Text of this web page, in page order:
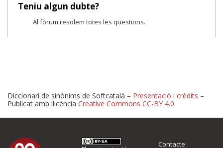
Teniu algun dubte?
Al fòrum resolem totes les qüestions.
Proposeu-nos millores o
Diccionari de sinònims de Softcatalà – Presentació i crèdits –
Publicat amb llicència Creative Commons CC-BY 4.0
Contacte